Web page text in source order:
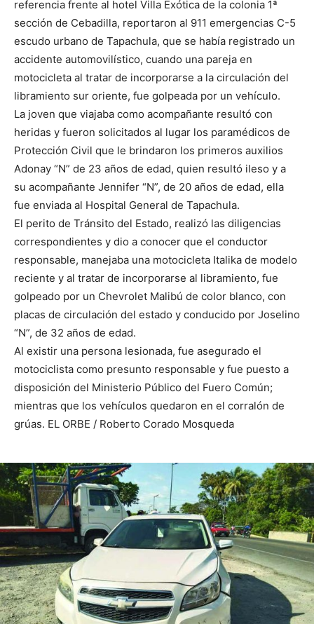
referencia frente al hotel Villa Exótica de la colonia 1ª
sección de Cebadilla, reportaron al 911 emergencias C-5
escudo urbano de Tapachula, que se había registrado un
accidente automovilístico, cuando una pareja en
motocicleta al tratar de incorporarse a la circulación del
libramiento sur oriente, fue golpeada por un vehículo.
La joven que viajaba como acompañante resultó con
heridas y fueron solicitados al lugar los paramédicos de
Protección Civil que le brindaron los primeros auxilios
Adonay “N” de 23 años de edad, quien resultó ileso y a
su acompañante Jennifer “N”, de 20 años de edad, ella
fue enviada al Hospital General de Tapachula.
El perito de Tránsito del Estado, realizó las diligencias
correspondientes y dio a conocer que el conductor
responsable, manejaba una motocicleta Italika de modelo
reciente y al tratar de incorporarse al libramiento, fue
golpeado por un Chevrolet Malibú de color blanco, con
placas de circulación del estado y conducido por Joselino
“N”, de 32 años de edad.
Al existir una persona lesionada, fue asegurado el
motociclista como presunto responsable y fue puesto a
disposición del Ministerio Público del Fuero Común;
mientras que los vehículos quedaron en el corralón de
grúas. EL ORBE / Roberto Corado Mosqueda